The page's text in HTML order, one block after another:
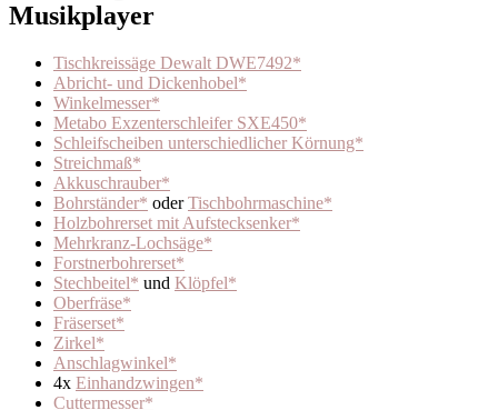
Musikplayer
Tischkreissäge Dewalt DWE7492*
Abricht- und Dickenhobel*
Winkelmesser*
Metabo Exzenterschleifer SXE450*
Schleifscheiben unterschiedlicher Körnung*
Streichmaß*
Akkuschrauber*
Bohrständer* oderTischbohrmaschine*
Holzbohrerset mit Aufstecksenker*
Mehrkranz-Lochsäge*
Forstnerbohrerset*
Stechbeitel* und Klöpfel*
Oberfräse*
Fräserset*
Zirkel*
Anschlagwinkel*
4x Einhandzwingen*
Cuttermesser*